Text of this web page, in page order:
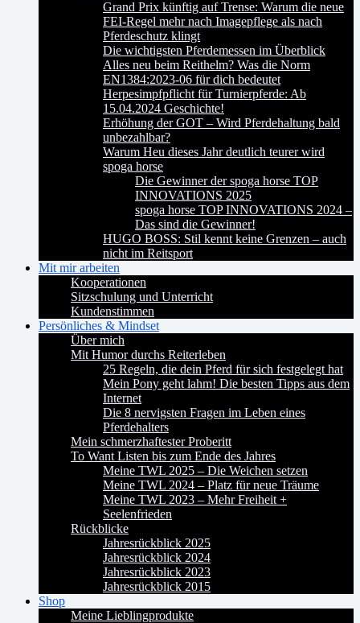
Grand Prix künftig auf Trense: Warum die neue
FEI-Regel mehr nach Imagepflege als nach
Pferdeschutz klingt
Die wichtigsten Pferdemessen im Überblick
Alles neu beim Reithelm? Was die Norm
EN1384:2023-06 für dich bedeutet
Herpesimpfpflicht für Turnierpferde: Ab
15.04.2024 Geschichte!
Erhöhung der GOT – Wird Pferdehaltung bald
unbezahlbar?
Warum Heu dieses Jahr deutlich teurer wird
spoga horse
Die Gewinner der spoga horse TOP
INNOVATIONS 2025
spoga horse TOP INNOVATIONS 2024 –
Das sind die Gewinner!
HUGO BOSS: Stil kennt keine Grenzen – auch
nicht im Reitsport
Mit mir arbeiten
Kooperationen
Sitzschulung und Unterricht
Kundenstimmen
Persönliches & Mindset
Über mich
Mit Humor durchs Reiterleben
25 Regeln, die dein Pferd für sich festgelegt hat
Mein Pony geht lahm! Die besten Tipps aus dem
Internet
Die 8 nervigsten Fragen im Leben eines
Pferdehalters
Mein schmerzhaftester Proberitt
To Want Listen bis zum Ende des Jahres
Meine TWL 2025 – Die Weichen setzen
Meine TWL 2024 – Platz für neue Träume
Meine TWL 2023 – Mehr Freiheit +
Seelenfrieden
Rückblicke
Jahresrückblick 2025
Jahresrückblick 2024
Jahresrückblick 2023
Jahresrückblick 2015
Shop
Meine Lieblingprodukte